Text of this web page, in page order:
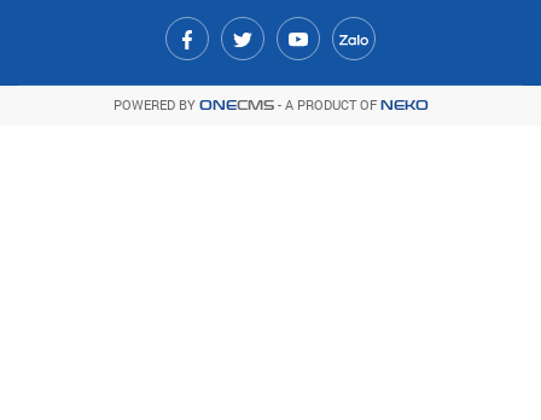
POWERED BY ONECMS- A PRODUCT OF NEKO